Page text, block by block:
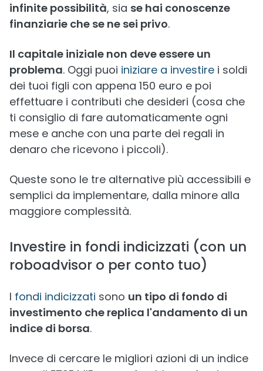
infinite possibilità, sia se hai conoscenze
finanziarie che se ne sei privo.
Il capitale iniziale non deve essere un
problema. Oggi puoi iniziare a investire i soldi
dei tuoi figli con appena 150 euro e poi
effettuare i contributi che desideri (cosa che
ti consiglio di fare automaticamente ogni
mese e anche con una parte dei regali in
denaro che ricevono i piccoli).
Queste sono le tre alternative più accessibili e
semplici da implementare, dalla minore alla
maggiore complessità.
Investire in fondi indicizzati (con un
roboadvisor o per conto tuo)
I fondi indicizzati sono un tipo di fondo di
investimento che replica l'andamento di un
indice di borsa.
Invece di cercare le migliori azioni di un indice